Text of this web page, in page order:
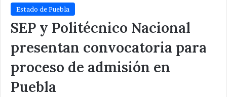
Estado de Puebla
SEP y Politécnico Nacional
presentan convocatoria para
proceso de admisión en
Puebla